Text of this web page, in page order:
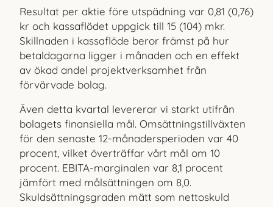
Resultat per aktie före utspädning var 0,81 (0,76)
kr och kassaflödet uppgick till 15 (104) mkr.
Skillnaden i kassaflöde beror främst på hur
betaldagarna ligger i månaden och en effekt
av ökad andel projektverksamhet från
förvärvade bolag.
Även detta kvartal levererar vi starkt utifrån
bolagets finansiella mål. Omsättningstillväxten
för den senaste 12-månadersperioden var 40
procent, vilket överträffar vårt mål om 10
procent. EBITA-marginalen var 8,1 procent
jämfört med målsättningen om 8,0.
Skuldsättningsgraden mätt som nettoskuld